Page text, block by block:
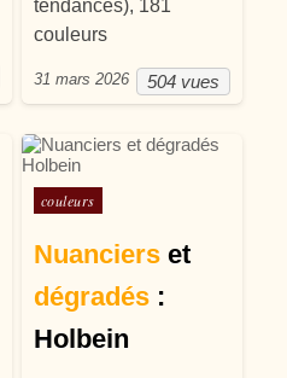
tendances), 181
couleurs
504 vues
31 mars 2026
Posté dans
couleurs
Nuancierset
dégradés:
Holbein